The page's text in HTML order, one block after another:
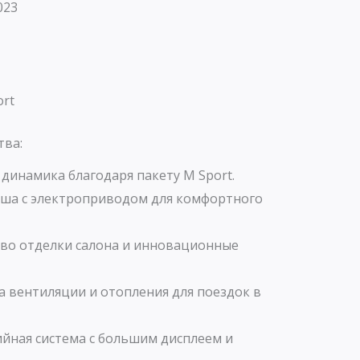
благодаря пакету M Sport.
с электроприводом для комфортного
отделки салона и инновационные
вентиляции и отопления для поездок в
система с большим дисплеем и